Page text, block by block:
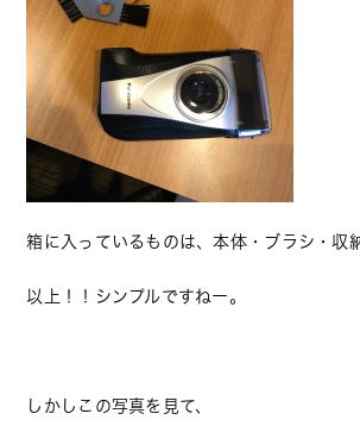
箱に入っているものは、本体・ブラシ・収
以上！！シンプルですねー。
しかしこの写真を見て、